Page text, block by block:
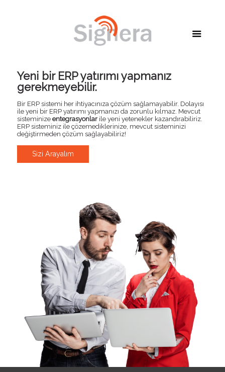
Yeni bir ERP yatırımı yapmanız
gerekmeyebilir.
Bir ERP sistemi her ihtiyacınıza çözüm sağlamayabilir. Dolayısı
ile yeni bir ERP yatırımı yapmanızı da zorunlu kılmaz. Mevcut
sisteminize entegrasyonlarile yeni yetenekler kazandırabiliriz.
ERP sisteminiz ile çözemediklerinize, mevcut sisteminizi
değiştirmeden çözüm sağlayabiliriz!
Sizi Arayalım